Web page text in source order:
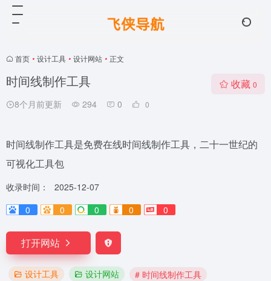
首页 • 设计工具 • 设计网站 • 正文
时间线制作工具
8个月前更新 294 0 0
收藏 0
时间线制作工具是免费在线时间线制作工具，二十一世纪的
可视化工具包
收录时间：
2025-12-07
0
0 0 0 0
打开网站
设计工具 设计网站
# 时间线制作工具